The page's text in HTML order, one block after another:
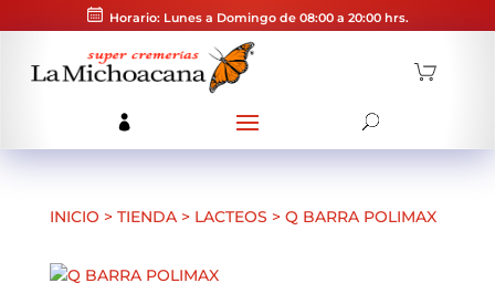
Horario: Lunes a Domingo de 08:00 a 20:00 hrs.
INICIO > TIENDA> LACTEOS > Q BARRA POLIMAX